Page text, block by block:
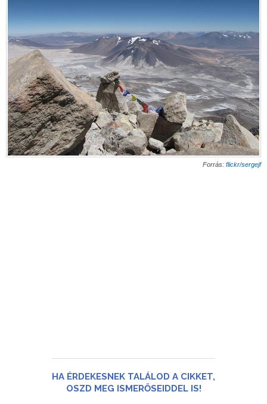
Forrás: flickr/sergejf
HA ÉRDEKESNEK TALÁLOD A CIKKET,
OSZD MEG ISMERŐSEIDDEL IS!